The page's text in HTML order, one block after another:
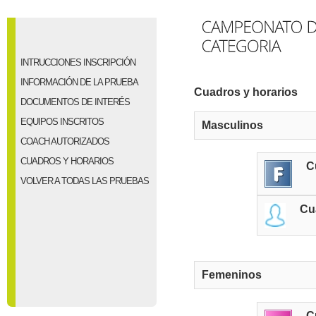
INTRUCCIONES INSCRIPCIÓN
INFORMACIÓN DE LA PRUEBA
DOCUMENTOS DE INTERÉS
EQUIPOS INSCRITOS
COACH AUTORIZADOS
CUADROS Y HORARIOS
VOLVER A TODAS LAS PRUEBAS
Cuadros y horarios
Masculinos
Femeninos